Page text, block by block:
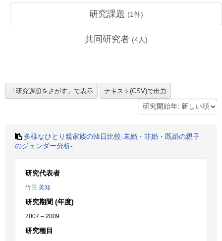
研究課題 (1件)
共同研究者 (4人)
多様なひとり親家族の韓日比較-未婚・非婚・既婚の親子
のジェンダー分析-
研究代表者
竹田 美知
研究期間 (年度)
2007 – 2009
研究種目